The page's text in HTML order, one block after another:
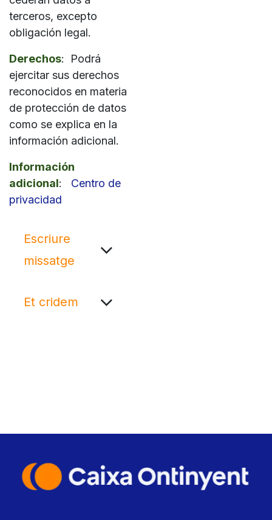
terceros, excepto
obligación legal.
Derechos: Podrá
ejercitar sus derechos
reconocidos en materia
de protección de datos
como se explica en la
información adicional.
Información
adicional: Centro de
privacidad
Escriure
missatge
Et cridem